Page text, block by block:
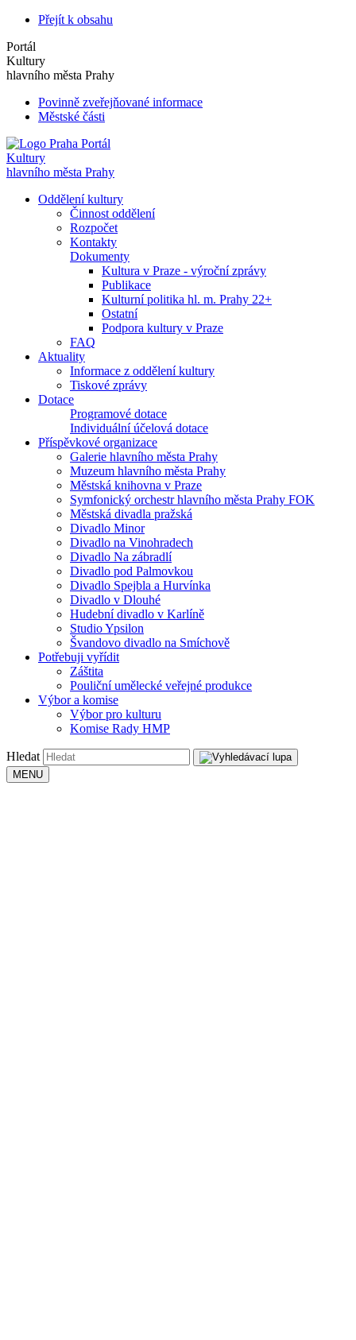
Přejít k obsahu
Portál
Kultury
hlavního města Prahy
Povinně zveřejňované informace
Městské části
Portál
Kultury
hlavního města Prahy
Oddělení kultury
Činnost oddělení
Rozpočet
Kontakty
Dokumenty
Kultura v Praze - výroční zprávy
Publikace
Kulturní politika hl. m. Prahy 22+
Ostatní
Podpora kultury v Praze
FAQ
Aktuality
Informace z oddělení kultury
Tiskové zprávy
Dotace
Programové dotace
Individuální účelová dotace
Příspěvkové organizace
Galerie hlavního města Prahy
Muzeum hlavního města Prahy
Městská knihovna v Praze
Symfonický orchestr hlavního města Prahy FOK
Městská divadla pražská
Divadlo Minor
Divadlo na Vinohradech
Divadlo Na zábradlí
Divadlo pod Palmovkou
Divadlo Spejbla a Hurvínka
Divadlo v Dlouhé
Hudební divadlo v Karlíně
Studio Ypsilon
Švandovo divadlo na Smíchově
Potřebuji vyřídit
Záštita
Pouliční umělecké veřejné produkce
Výbor a komise
Výbor pro kulturu
Komise Rady HMP
Hledat
MENU